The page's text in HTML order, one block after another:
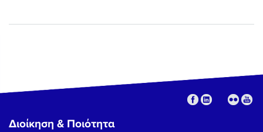
Διοίκηση & Ποιότητα